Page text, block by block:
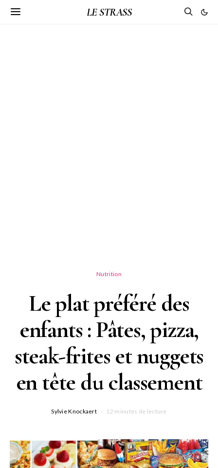
LE STRASS
Nutrition
Le plat préféré des
enfants : Pâtes, pizza,
steak-frites et nuggets
en tête du classement
Sylvie Knockaert 12 minutes de lecture